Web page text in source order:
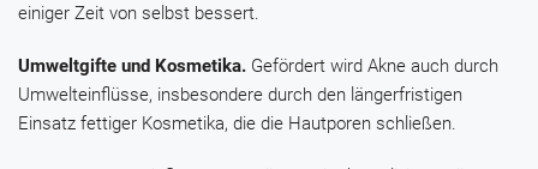
einiger Zeit von selbst bessert.
Umweltgifte und Kosmetika. Gefördert wird Akne auch durch
Umwelteinflüsse, insbesondere durch den längerfristigen
Einsatz fettiger Kosmetika, die die Hautporen schließen.